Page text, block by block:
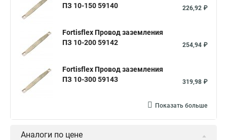
ПЗ 10-150 59140
226,92 ₽
Fortisflex Провод заземления
ПЗ 10-200 59142
254,94 ₽
Fortisflex Провод заземления
ПЗ 10-300 59143
319,98 ₽
Показать больше
Аналоги по цене